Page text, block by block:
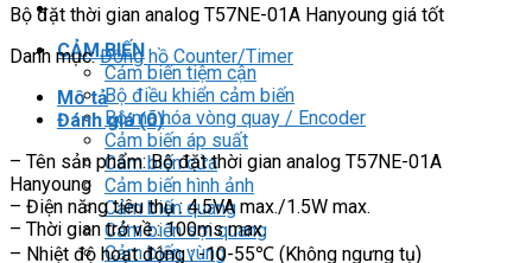
CẢM BIẾN
Cảm biến tiệm cận
Bộ điều khiển cảm biến
Bộ mã hóa vòng quay / Encoder
Cảm biến áp suất
Cảm biến cửa
Cảm biến hình ảnh
Cảm biến quang
Cảm biến sợi quang
Cảm biến vùng
Bộ đặt thời gian analog T57NE-01A Hanyoung giá tốt
Danh mục:Đồng hồ Counter/Timer
Mô tả
Đánh giá (0)
– Tên sản phẩm: Bộ đặt thời gian analog T57NE-01A
Hanyoung
– Điện năng tiêu thụ : 4.5VA max./1.5W max.
– Thời gian trở về : 100ms max.
– Nhiệt độ hoạt động : -10-55℃ (Không ngưng tụ)